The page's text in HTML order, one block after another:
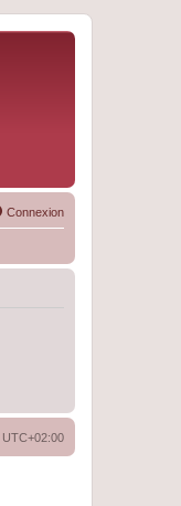
Connexion
UTC+02:00